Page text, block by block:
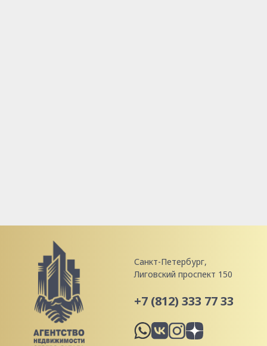
Санкт-Петербург,
Лиговский проспект 150
+7 (812) 333 77 33